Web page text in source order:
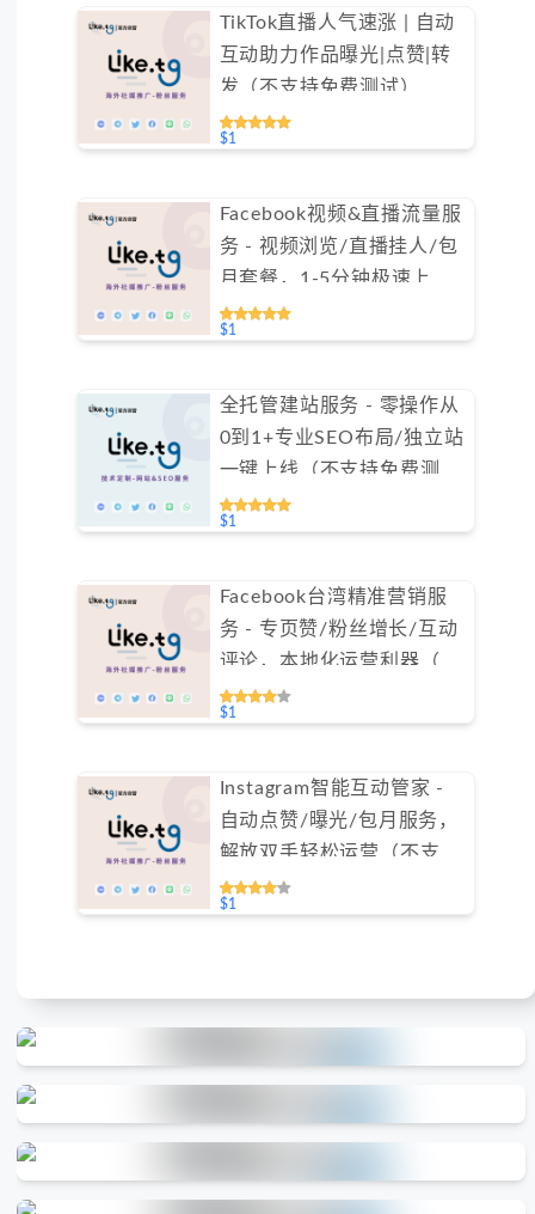
TikTok直播人气速涨 | 自动
互动助力作品曝光|点赞|转
发（不支持免费测试）
$1
Facebook视频&直播流量服
务 - 视频浏览/直播挂人/包
月套餐，1-5分钟极速上人
（不支持免费测试）
$1
全托管建站服务 - 零操作从
0到1+专业SEO布局/独立站
一键上线（不支持免费测
试）
$1
Facebook台湾精准营销服
务 - 专页赞/粉丝增长/互动
评论，本地化运营利器（不
支持免费测试）
$1
Instagram智能互动管家 -
自动点赞/曝光/包月服务，
解放双手轻松运营（不支持
免费测试）
$1